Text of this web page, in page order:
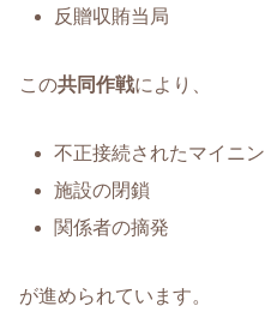
反贈収賄当局
この共同作戦により、
不正接続されたマイニ
施設の閉鎖
関係者の摘発
が進められています。